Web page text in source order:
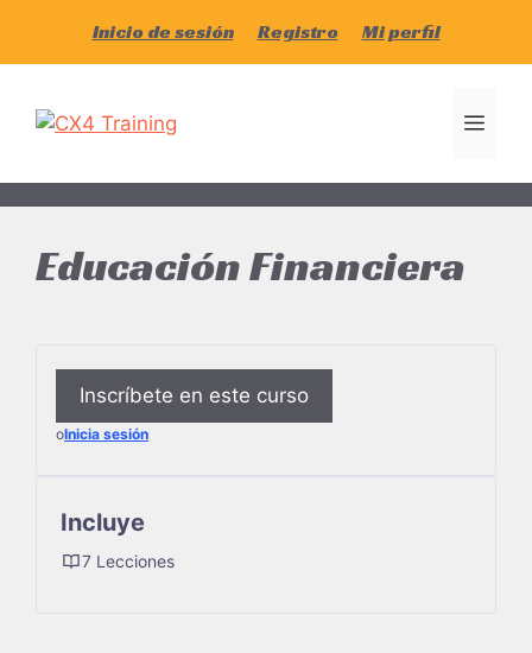
Inicio de sesión Registro Mi perfil
Educación Financiera
Inscríbete en este curso
oInicia sesión
Incluye
7 Lecciones